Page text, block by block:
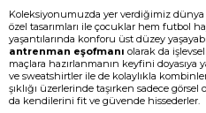
Koleksiyonumuzda yer verdiğimiz
özel tasarımları ile çocuklar hem futbol
yaşantılarında konforu üst düzey
antrenman eşofmanı olarak da
maçlara hazırlanmanın keyfini doyasıya
ve sweatshirtler ile de kolaylıkla
şıklığı üzerlerinde taşırken sadece
da kendilerini fit ve güvende hissederler.